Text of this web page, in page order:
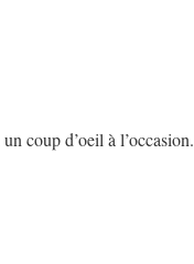
coup d’oeil à l’occasion.